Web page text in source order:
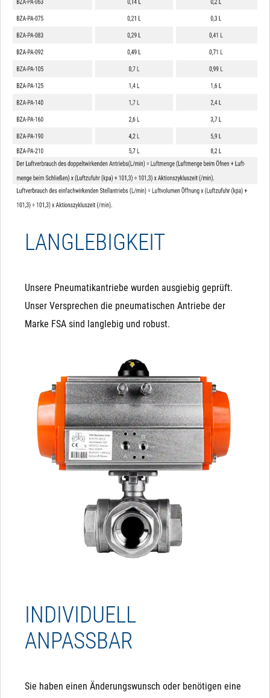
LANGLEBIGKEIT
Unsere Pneumatikantriebe wurden ausgiebig geprüft.
Unser Versprechen die pneumatischen Antriebe der
Marke FSA sind langlebig und robust.
INDIVIDUELL
ANPASSBAR
Sie haben einen Änderungswunsch oder benötigen eine